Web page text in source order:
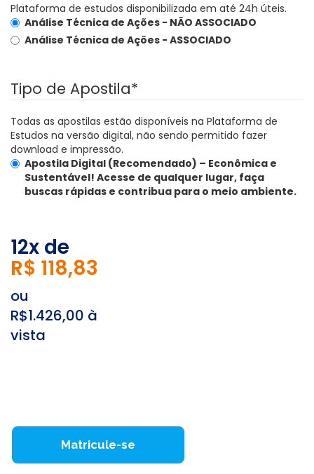
Plataforma de estudos disponibilizada em até 24h úteis.
Análise Técnica de Ações - NÃO ASSOCIADO
Análise Técnica de Ações - ASSOCIADO
Tipo de Apostila*
Todas as apostilas estão disponíveis na Plataforma de
Estudos na versão digital, não sendo permitido fazer
download e impressão.
Apostila Digital (Recomendado) – Econômica e
Sustentável! Acesse de qualquer lugar, faça
buscas rápidas e contribua para o meio ambiente.
12x de
R$ 118,83
ou
R$1.426,00 à
vista
Matricule-se